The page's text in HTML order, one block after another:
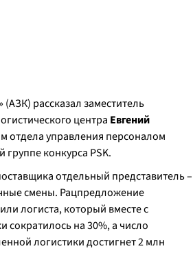
рассказал заместитель
центра Евгений
отдела управления персоналом
группе конкурса PSK.
отдельный представитель –
смены. Рацпредложение
логиста, который вместе с
сократилось на 30%, а число
логистики достигнет 2 млн